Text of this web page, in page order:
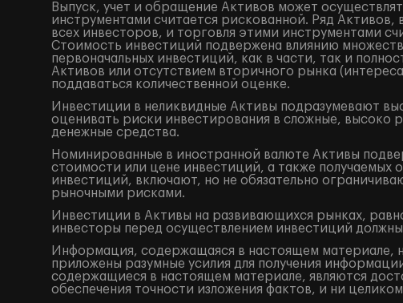
Выпуск, учет и обращение Активов может
инструментами считается рискованной. Ряд
всех инвесторов, и торговля этими инструментами
Стоимость инвестиций подвержена влиянию
первоначальных инвестиций, как в части, так и
Активов или отсутствием вторичного рынка
поддаваться количественной оценке.
Инвестиции в неликвидные Активы подразумевают
оценивать риски инвестирования в сложные, высоко
денежные средства.
Номинированные в иностранной валюте Активы
стоимости или цене инвестиций, а также
инвестиций, включают, но не обязательно
рыночными рисками.
Инвестиции в Активы на развивающихся рынках,
инвесторы перед осуществлением инвестиций
Информация, содержащаяся в настоящем материале,
приложены разумные усилия для получения
содержащиеся в настоящем материале, являются
обеспечения точности изложения фактов, и ни